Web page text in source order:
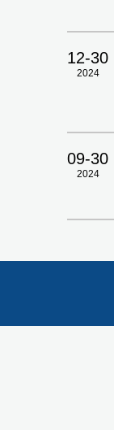
12-30
2024
09-30
2024